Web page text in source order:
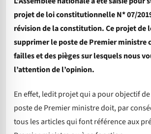
projet de loi constitutionnelle N* 07/
révision de la constitution. Ce projet de
supprimer le poste de Premier ministre
failles et des pièges sur lesquels nous
l’attention de l’opinion.
En effet, ledit projet qui a pour objectif
poste de Premier ministre doit, par
tous les articles qui font référence aux